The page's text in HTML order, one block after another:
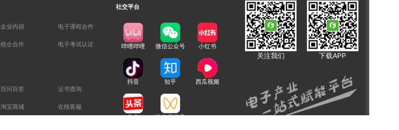
企业内训
校企合作
百问百答
淘宝商城
电子课程合作
电子考试认证
证书查询
在线客服
社交平台
哔哩哔哩 微信公众号 小红书
抖音 知乎 西瓜视频
头条 微信视频号
关注我们 下载APP